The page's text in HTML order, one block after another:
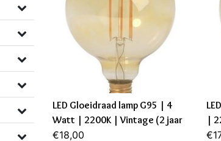
(37)
LED Gloeidraad lamp G95 | 4
Watt | 2200K | Vintage (2 jaar
garantie)
€18,00
|